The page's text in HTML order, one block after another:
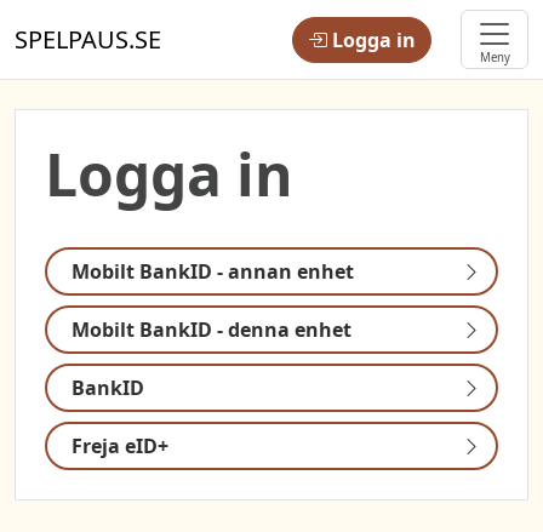
SPELPAUS.SE Logga in
Meny
Logga in
Mobilt BankID - annan enhet
Mobilt BankID - denna enhet
BankID
Freja eID+